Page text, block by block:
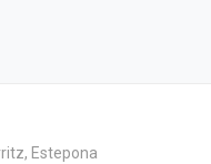
Estepona